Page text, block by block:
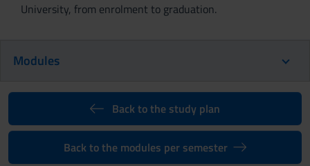
University, from enrolment to graduation.
Modules
Back to the study plan
Back to the modules per semester